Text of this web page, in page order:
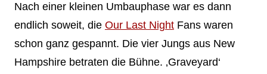
Nach einer kleinen Umbauphase war es dann
endlich soweit, die Our Last NightFans waren
schon ganz gespannt. Die vier Jungs aus New
Hampshire betraten die Bühne. ‚Graveyard‘